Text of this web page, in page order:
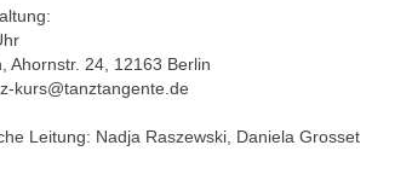
Ahornstr. 24, 12163 Berlin
kurs@tanztangente.de
Leitung: Nadja Raszewski, Daniela Grosset